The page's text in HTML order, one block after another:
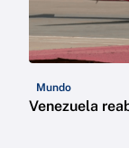
Mundo
Venezuela